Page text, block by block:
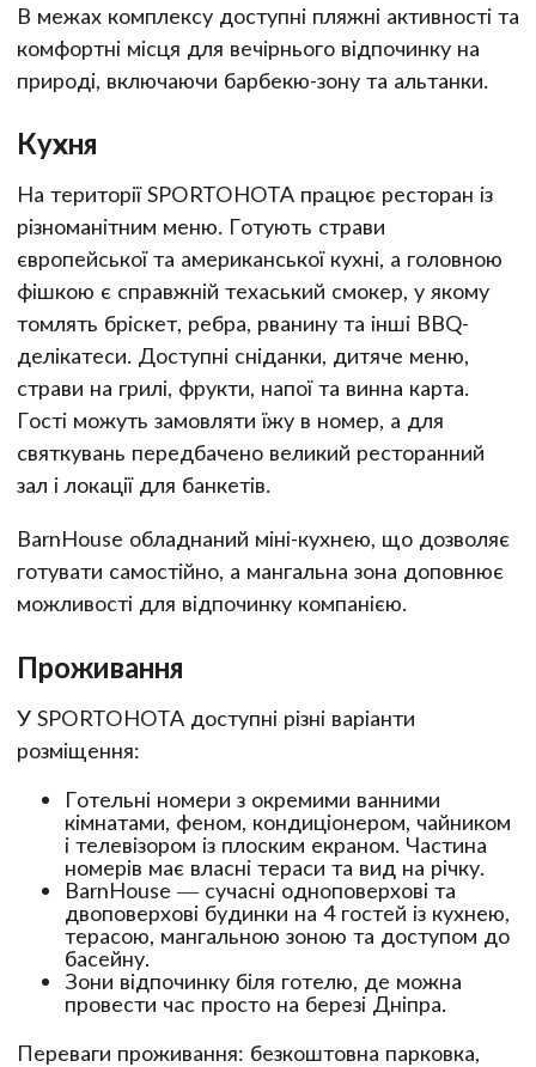
В межах комплексу доступні пляжні активності та
комфортні місця для вечірнього відпочинку на
природі, включаючи барбекю-зону та альтанки.
Кухня
На території SPORTOHOTA працює ресторан із
різноманітним меню. Готують страви
європейської та американської кухні, а головною
фішкою є справжній техаський смокер, у якому
томлять бріскет, ребра, рванину та інші BBQ-
делікатеси. Доступні сніданки, дитяче меню,
страви на грилі, фрукти, напої та винна карта.
Гості можуть замовляти їжу в номер, а для
святкувань передбачено великий ресторанний
зал і локації для банкетів.
BarnHouse обладнаний міні-кухнею, що дозволяє
готувати самостійно, а мангальна зона доповнює
можливості для відпочинку компанією.
Проживання
У SPORTOHOTA доступні різні варіанти
розміщення:
Готельні номери з окремими ванними
кімнатами, феном, кондиціонером, чайником
і телевізором із плоским екраном. Частина
номерів має власні тераси та вид на річку.
BarnHouse — сучасні одноповерхові та
двоповерхові будинки на 4 гостей із кухнею,
терасою, мангальною зоною та доступом до
басейну.
Зони відпочинку біля готелю, де можна
провести час просто на березі Дніпра.
Переваги проживання: безкоштовна парковка,